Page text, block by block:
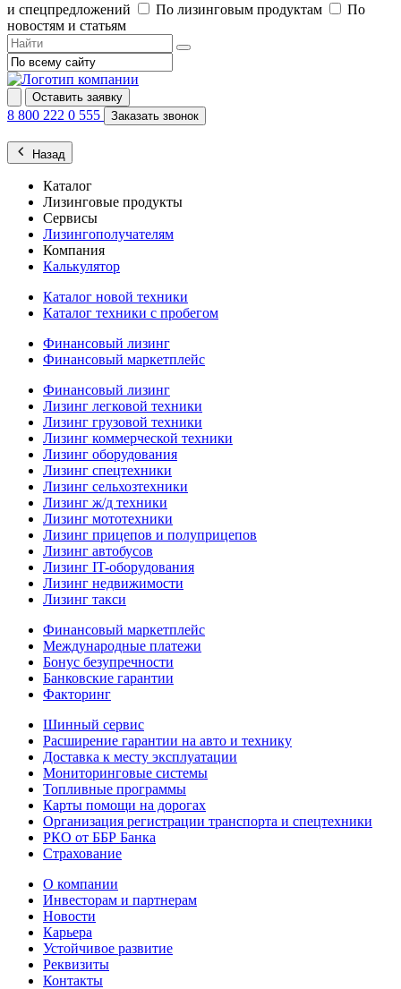
и спецпредложений
По лизинговым продуктам
По
новостям и статьям
Оставить заявку
8 800 222 0 555 Заказать звонок
Назад
Каталог
Лизинговые продукты
Сервисы
Лизингополучателям
Компания
Калькулятор
Каталог новой техники
Каталог техники с пробегом
Финансовый лизинг
Финансовый маркетплейс
Финансовый лизинг
Лизинг легковой техники
Лизинг грузовой техники
Лизинг коммерческой техники
Лизинг оборудования
Лизинг спецтехники
Лизинг сельхозтехники
Лизинг ж/д техники
Лизинг мототехники
Лизинг прицепов и полуприцепов
Лизинг автобусов
Лизинг IT-оборудования
Лизинг недвижимости
Лизинг такси
Финансовый маркетплейс
Международные платежи
Бонус безупречности
Банковские гарантии
Факторинг
Шинный сервис
Расширение гарантии на авто и технику
Доставка к месту эксплуатации
Мониторинговые системы
Топливные программы
Карты помощи на дорогах
Организация регистрации транспорта и спецтехники
РКО от ББР Банка
Страхование
О компании
Инвесторам и партнерам
Новости
Карьера
Устойчивое развитие
Реквизиты
Контакты